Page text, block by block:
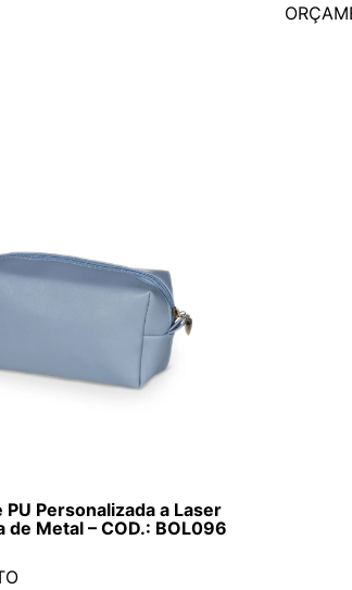
PU Personalizada a Laser
de Metal – COD.: BOL096